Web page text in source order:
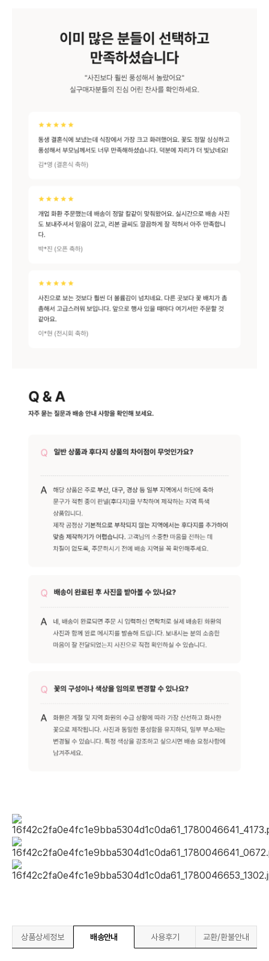
상품상세정보 배송안내 사용후기 교환/환불안내